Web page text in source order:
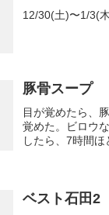
12/30(土)〜1/3(
豚骨スープ
目が覚めたら、
覚めた。ビロウ
したら、7時間
ベスト石田2